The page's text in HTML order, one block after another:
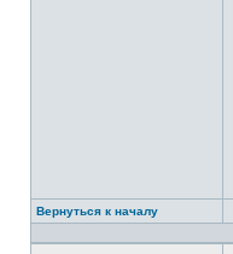
Вернуться к началу